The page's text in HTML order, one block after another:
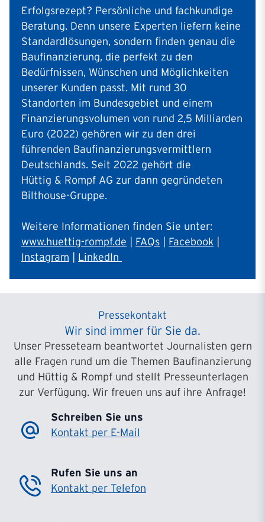
Erfolgsrezept? Persönliche und fachkundige
Beratung. Denn unsere Experten liefern keine
Standardlösungen, sondern finden genau die
Baufinanzierung, die perfekt zu den
Bedürfnissen, Wünschen und Möglichkeiten
unserer Kunden passt. Mit rund 30
Standorten im Bundesgebiet und einem
Finanzierungsvolumen von rund 2,5 Milliarden
Euro (2022) gehören wir zu den drei
führenden Baufinanzierungsvermittlern
Deutschlands. Seit 2022 gehört die
Hüttig & Rompf AG zur dann gegründeten
Bilthouse-Gruppe.
Weitere Informationen finden Sie unter:
www.huettig-rompf.de
FAQs Facebook
Instagram
LinkedIn
Pressekontakt
Wir sind immer für Sie da.
Unser Presseteam beantwortet Journalisten gern
alle Fragen rund um die Themen Baufinanzierung
und Hüttig & Rompf und stellt Presseunterlagen
zur Verfügung. Wir freuen uns auf ihre Anfrage!
Schreiben Sie uns
Kontakt per E-Mail
Rufen Sie uns an
Kontakt per Telefon